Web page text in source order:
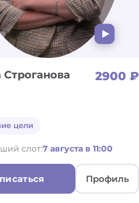
2900 ₽
цели
слот:7 августа в 11:00
Профиль